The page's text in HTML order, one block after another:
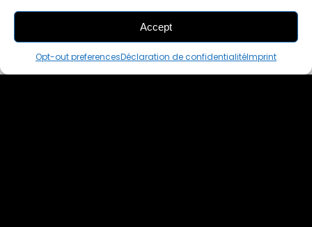
Accept
Opt-out preferencesDéclaration de confidentialitéImprint
THIS PAIR IS
IN A CART